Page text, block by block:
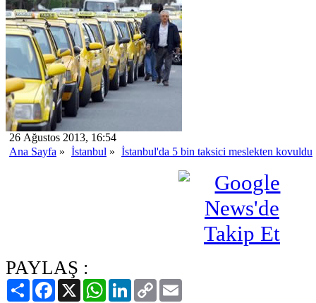
26 Ağustos 2013, 16:54
Ana Sayfa » İstanbul » İstanbul'da 5 bin taksici meslekten kovuldu
PAYLAŞ :
PaylaşFacebook
X WhatsAppLinkedIn
Copy
Link